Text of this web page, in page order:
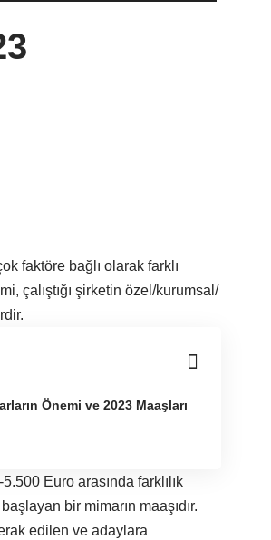
faktöre bağlı olarak farklı
çalıştığı şirketin özel/kurumsal/
Önemi ve 2023 Maaşları
Euro arasında farklılık
bir mimarın maaşıdır.
edilen ve adaylara